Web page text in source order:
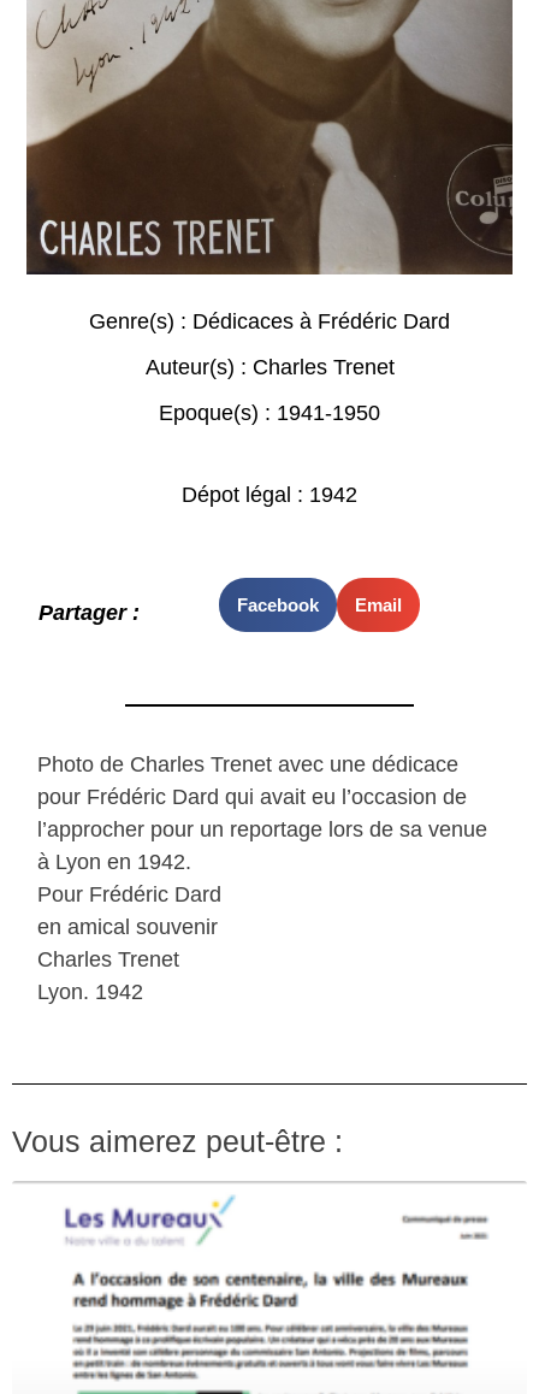
Genre(s) : Dédicaces à Frédéric Dard
Auteur(s) : Charles Trenet
Epoque(s) : 1941-1950
Dépot légal : 1942
Partager : Facebook Email
Photo de Charles Trenet avec une dédicace
pour Frédéric Dard qui avait eu l’occasion de
l’approcher pour un reportage lors de sa venue
à Lyon en 1942.
Pour Frédéric Dard
en amical souvenir
Charles Trenet
Lyon. 1942
Vous aimerez peut-être :